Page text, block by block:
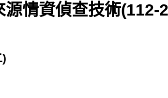
情資偵查技術(112-